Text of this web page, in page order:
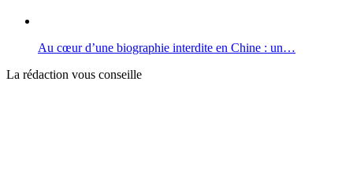
Au cœur d’une biographie interdite en Chine : un…
La rédaction vous conseille